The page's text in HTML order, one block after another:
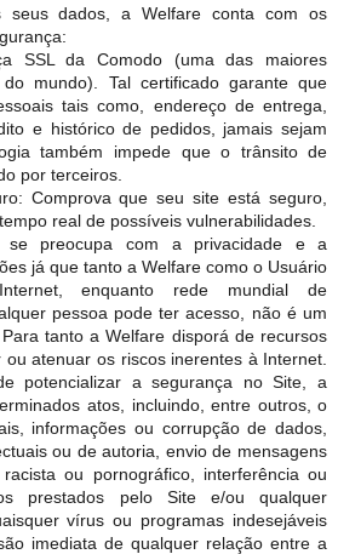
seus dados, a Welfare conta com os
SSL da Comodo (uma das maiores
do mundo). Tal certificado garante que
tais como, endereço de entrega,
e histórico de pedidos, jamais sejam
também impede que o trânsito de
por terceiros.
Comprova que seu site está seguro,
real de possíveis vulnerabilidades.
se preocupa com a privacidade e a
já que tanto a Welfare como o Usuário
enquanto rede mundial de
pessoa pode ter acesso, não é um
tanto a Welfare disporá de recursos
atenuar os riscos inerentes à Internet.
potencializar a segurança no Site, a
atos, incluindo, entre outros, o
informações ou corrupção de dados,
ou de autoria, envio de mensagens
ou pornográfico, interferência ou
prestados pelo Site e/ou qualquer
vírus ou programas indesejáveis
imediata de qualquer relação entre a